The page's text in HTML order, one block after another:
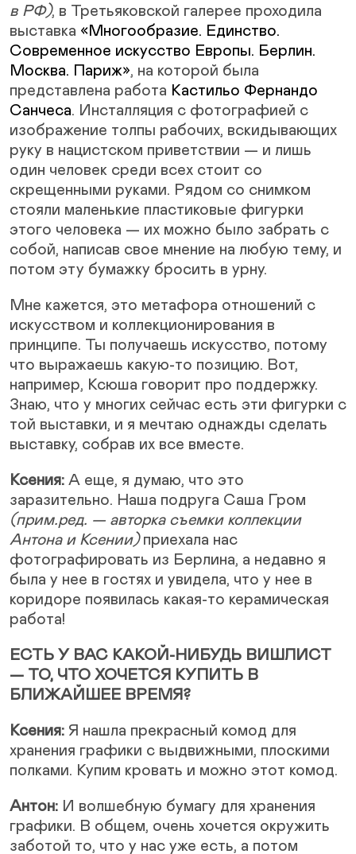
в РФ), в Третьяковской галерее проходила
выставка «Многообразие. Единство.
Современное искусство Европы. Берлин.
Москва. Париж», на которой была
представлена работа Кастильо Фернандо
Санчеса. Инсталляция с фотографией с
изображение толпы рабочих, вскидывающих
руку в нацистском приветствии — и лишь
один человек среди всех стоит со
скрещенными руками. Рядом со снимком
стояли маленькие пластиковые фигурки
этого человека — их можно было забрать с
собой, написав свое мнение на любую тему, и
потом эту бумажку бросить в урну.
Мне кажется, это метафора отношений с
искусством и коллекционирования в
принципе. Ты получаешь искусство, потому
что выражаешь какую-то позицию. Вот,
например, Ксюша говорит про поддержку.
Знаю, что у многих сейчас есть эти фигурки с
той выставки, и я мечтаю однажды сделать
выставку, собрав их все вместе.
Ксения: А еще, я думаю, что это
заразительно. Наша подруга Саша Гром
(прим.ред. — авторка съемки коллекции
Антона и Ксении)приехала нас
фотографировать из Берлина, а недавно я
была у нее в гостях и увидела, что у нее в
коридоре появилась какая-то керамическая
работа!
ЕСТЬ У ВАС КАКОЙ-НИБУДЬ ВИШЛИСТ
— ТО, ЧТО ХОЧЕТСЯ КУПИТЬ В
БЛИЖАЙШЕЕ ВРЕМЯ?
Ксения: Я нашла прекрасный комод для
хранения графики с выдвижными, плоскими
полками. Купим кровать и можно этот комод.
Антон: И волшебную бумагу для хранения
графики. В общем, очень хочется окружить
заботой то, что у нас уже есть, а потом